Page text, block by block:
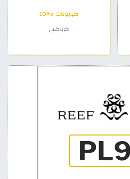
كوبونات %10
كروكس